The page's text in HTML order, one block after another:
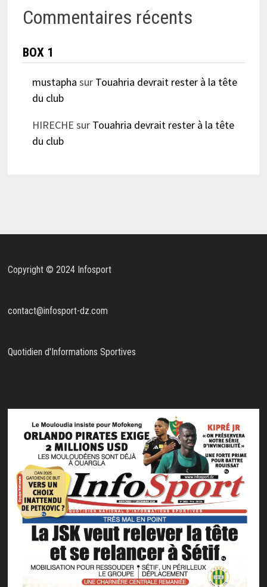
Commentaires récents
BOX 1
mustapha sur Touahria devrait rester à la tête
du club
HIRECHE sur Touahria devrait rester à la tête
du club
Copyright © 2024 Infosport
contact@infosport-dz.com
Quotidien d'Informations Sportives